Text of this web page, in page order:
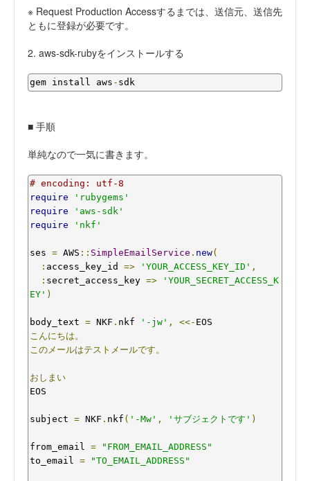
※ Request Production Accessするまでは、送信元、送信先
ともに登録が必要です。
2. aws-sdk-rubyをインストールする
gem install aws - sdk
■ 手順
単純なので一気に書きます。
# encoding: utf-8
require
'rubygems'
require
'aws-sdk'
require
'nkf'
ses = AWS :: SimpleEmailService . new(
: access_key_id => 'YOUR_ACCESS_KEY_ID' ,
: secret_access_key =>
'YOUR_SECRET_ACCESS_K
EY' )
body_text = NKF . nkf '-jw' , <<-
こんにちは。
このメールはテストメールです。
おしまい
EOS
subject = NKF . nkf ( '-Mw' , 'サブジェクトです' )
from_email =
"FROM_EMAIL_ADDRESS"
to_email = "TO_EMAIL_ADDRESS"